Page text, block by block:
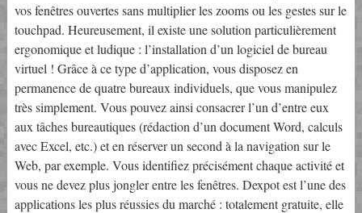
vos fenêtres ouvertes sans multiplier les zooms ou les gestes sur le
touchpad. Heureusement, il existe une solution particulièrement
ergonomique et ludique : l’installation d’un logiciel de bureau
virtuel ! Grâce à ce type d’application, vous disposez en
permanence de quatre bureaux individuels, que vous manipulez
très simplement. Vous pouvez ainsi consacrer l’un d’entre eux
aux tâches bureautiques (rédaction d’un document Word, calculs
avec Excel, etc.) et en réserver un second à la navigation sur le
Web, par exemple. Vous identifiez précisément chaque activité et
vous ne devez plus jongler entre les fenêtres. Dexpot est l’une des
applications les plus réussies du marché : totalement gratuite, elle